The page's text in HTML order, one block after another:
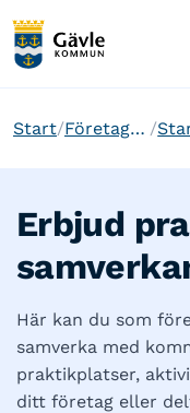
Start Företagare och etablering
Erbjud
Här kan du som
samverka med
praktikplatser,
ditt företag eller